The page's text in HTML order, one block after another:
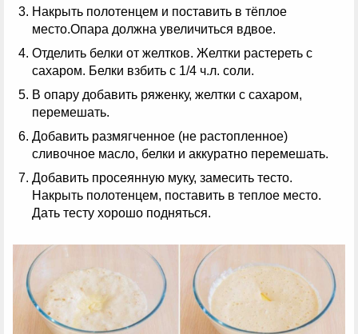
Накрыть полотенцем и поставить в тёплое
место.Опара должна увеличиться вдвое.
Отделить белки от желтков. Желтки растереть с
сахаром. Белки взбить с 1/4 ч.л. соли.
В опару добавить ряженку, желтки с сахаром,
перемешать.
Добавить размягченное (не растопленное)
сливочное масло, белки и аккуратно перемешать.
Добавить просеянную муку, замесить тесто.
Накрыть полотенцем, поставить в теплое место.
Дать тесту хорошо подняться.